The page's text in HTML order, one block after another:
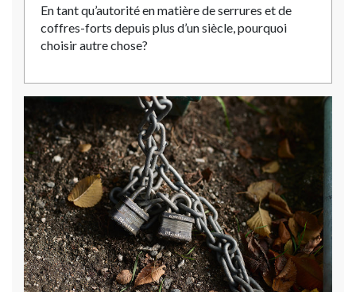
En tant qu’autorité en matière de serrures et de
coffres-forts depuis plus d’un siècle, pourquoi
choisir autre chose?